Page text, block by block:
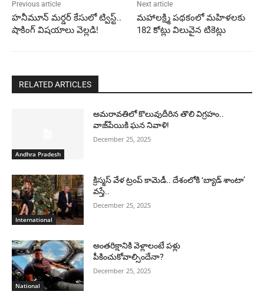
Previous article
హనీమూన్ మర్డర్ కేసులో ట్విస్ట్..
షాకింగ్ విషయాలు వెల్లడి!
Next article
మహాలక్ష్మి పథకంలో మహిళలకు
182 కోట్లు విలువైన టికెట్లు
RELATED ARTICLES
Andhra Pradesh
అమరావతిలో కొలువుదీరిన తొలి విగ్రహం..
వాజ్‌పేయికి ఘన నివాళి!
December 25, 2025
International
క్రిస్మస్ వేళ ట్రంప్ కామెడీ.. దేశంలోకి ‘బ్యాడ్ శాంటా’
వస్తే..
December 25, 2025
National
అంతరిక్షానికి వెళ్లాలంటే పళ్లు
పీకించుకోవాల్సిందేనా?
December 25, 2025